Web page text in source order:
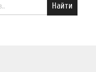
Найти